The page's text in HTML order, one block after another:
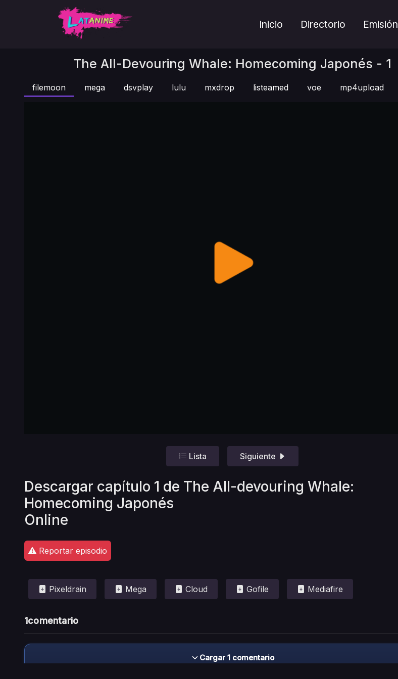
Inicio Directorio Emisión
The All-Devouring Whale: Homecoming Japonés - 1
filemoon mega dsvplay lulu mxdrop listeamed voe mp4upload
Lista Siguiente
Descargar capítulo 1 de The All-devouring Whale:
Homecoming Japonés
Online
Reportar episodio
Pixeldrain Mega Cloud Gofile Mediafire
1comentario
Cargar 1 comentario